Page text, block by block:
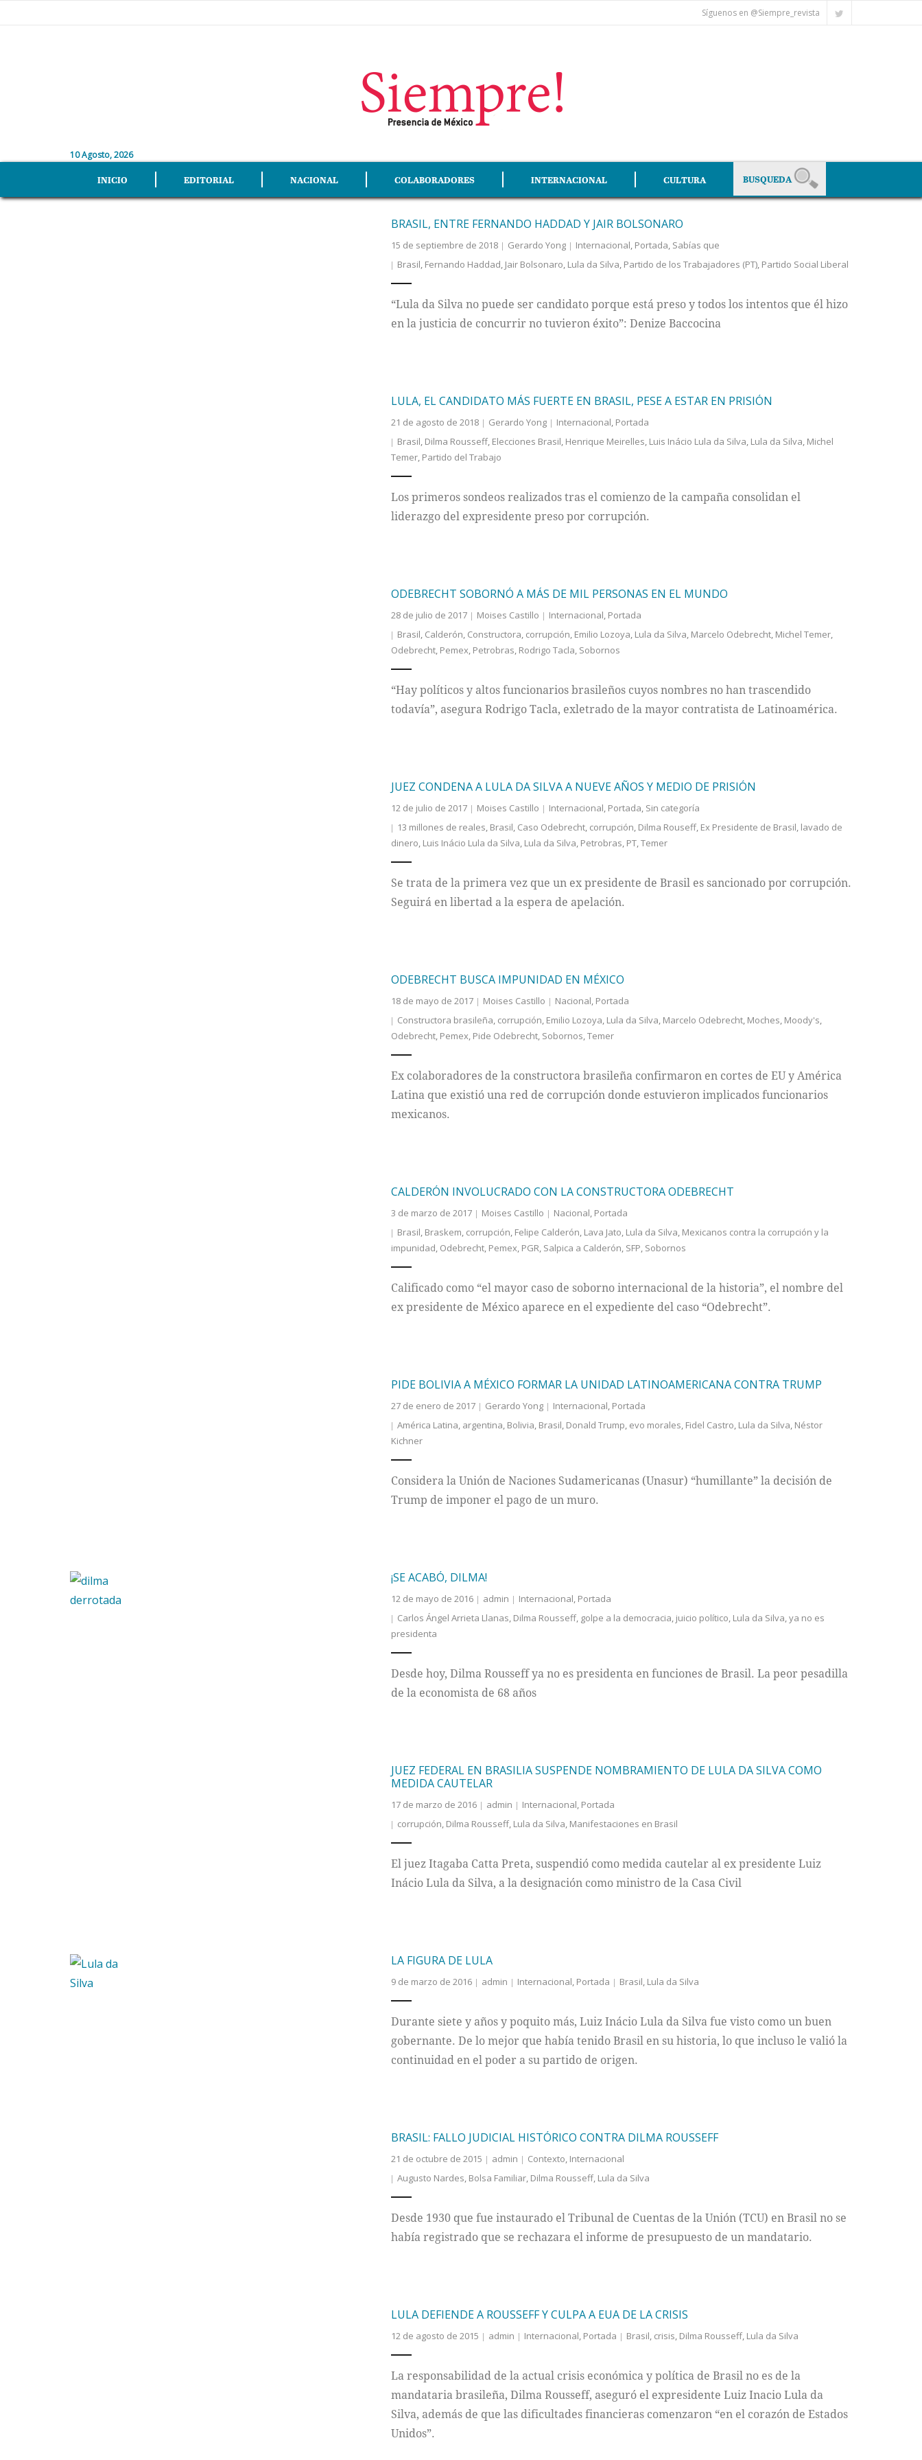
Síguenos en @Siempre_revista
10 Agosto, 2026
INICIO EDITORIAL NACIONAL COLABORADORES INTERNACIONAL CULTURA
BRASIL, ENTRE FERNANDO HADDAD Y JAIR BOLSONARO
15 de septiembre de 2018 Gerardo Yong Internacional, Portada, Sabías que
Brasil, Fernando Haddad, Jair Bolsonaro, Lula da Silva, Partido de los Trabajadores (PT), Partido Social Liberal
“Lula da Silva no puede ser candidato porque está preso y todos los intentos que él hizo
en la justicia de concurrir no tuvieron éxito”: Denize Baccocina
LULA, EL CANDIDATO MÁS FUERTE EN BRASIL, PESE A ESTAR EN PRISIÓN
21 de agosto de 2018 Gerardo Yong Internacional, Portada
Brasil, Dilma Rousseff, Elecciones Brasil, Henrique Meirelles, Luis Inácio Lula da Silva, Lula da Silva, Michel
Temer, Partido del Trabajo
Los primeros sondeos realizados tras el comienzo de la campaña consolidan el
liderazgo del expresidente preso por corrupción.
ODEBRECHT SOBORNÓ A MÁS DE MIL PERSONAS EN EL MUNDO
28 de julio de 2017 Moises Castillo Internacional, Portada
Brasil, Calderón, Constructora, corrupción, Emilio Lozoya, Lula da Silva, Marcelo Odebrecht, Michel Temer,
Odebrecht, Pemex, Petrobras, Rodrigo Tacla, Sobornos
“Hay políticos y altos funcionarios brasileños cuyos nombres no han trascendido
todavía”, asegura Rodrigo Tacla, exletrado de la mayor contratista de Latinoamérica.
JUEZ CONDENA A LULA DA SILVA A NUEVE AÑOS Y MEDIO DE PRISIÓN
12 de julio de 2017 Moises Castillo Internacional, Portada, Sin categoría
13 millones de reales, Brasil, Caso Odebrecht, corrupción, Dilma Rouseff, Ex Presidente de Brasil, lavado de
dinero, Luis Inácio Lula da Silva, Lula da Silva, Petrobras, PT,Temer
Se trata de la primera vez que un ex presidente de Brasil es sancionado por corrupción.
Seguirá en libertad a la espera de apelación.
ODEBRECHT BUSCA IMPUNIDAD EN MÉXICO
18 de mayo de 2017 Moises Castillo Nacional, Portada
Constructora brasileña, corrupción, Emilio Lozoya, Lula da Silva, Marcelo Odebrecht, Moches, Moody's,
Odebrecht, Pemex, Pide Odebrecht, Sobornos,Temer
Ex colaboradores de la constructora brasileña confirmaron en cortes de EU y América
Latina que existió una red de corrupción donde estuvieron implicados funcionarios
mexicanos.
CALDERÓN INVOLUCRADO CON LA CONSTRUCTORA ODEBRECHT
3 de marzo de 2017 Moises Castillo Nacional, Portada
Brasil, Braskem, corrupción, Felipe Calderón, Lava Jato, Lula da Silva, Mexicanos contra la corrupción y la
impunidad, Odebrecht, Pemex, PGR, Salpica a Calderón, SFP, Sobornos
Calificado como “el mayor caso de soborno internacional de la historia”, el nombre del
ex presidente de México aparece en el expediente del caso “Odebrecht”.
PIDE BOLIVIA A MÉXICO FORMAR LA UNIDAD LATINOAMERICANA CONTRA TRUMP
27 de enero de 2017 Gerardo Yong Internacional, Portada
América Latina, argentina, Bolivia, Brasil, Donald Trump, evo morales, Fidel Castro, Lula da Silva, Néstor
Kichner
Considera la Unión de Naciones Sudamericanas (Unasur) “humillante” la decisión de
Trump de imponer el pago de un muro.
¡SE ACABÓ, DILMA!
12 de mayo de 2016 admin Internacional, Portada
Carlos Ángel Arrieta Llanas, Dilma Rousseff, golpe a la democracia, juicio político, Lula da Silva,ya no es
presidenta
Desde hoy, Dilma Rousseff ya no es presidenta en funciones de Brasil. La peor pesadilla
de la economista de 68 años
JUEZ FEDERAL EN BRASILIA SUSPENDE NOMBRAMIENTO DE LULA DA SILVA COMO
MEDIDA CAUTELAR
17 de marzo de 2016 admin Internacional, Portada
corrupción, Dilma Rousseff, Lula da Silva, Manifestaciones en Brasil
El juez Itagaba Catta Preta, suspendió como medida cautelar al ex presidente Luiz
Inácio Lula da Silva, a la designación como ministro de la Casa Civil
LA FIGURA DE LULA
9 de marzo de 2016 admin Internacional, Portada Brasil, Lula da Silva
Durante siete y años y poquito más, Luiz Inácio Lula da Silva fue visto como un buen
gobernante. De lo mejor que había tenido Brasil en su historia, lo que incluso le valió la
continuidad en el poder a su partido de origen.
BRASIL: FALLO JUDICIAL HISTÓRICO CONTRA DILMA ROUSSEFF
21 de octubre de 2015 admin Contexto, Internacional
Augusto Nardes, Bolsa Familiar, Dilma Rousseff, Lula da Silva
Desde 1930 que fue instaurado el Tribunal de Cuentas de la Unión (TCU) en Brasil no se
había registrado que se rechazara el informe de presupuesto de un mandatario.
LULA DEFIENDE A ROUSSEFF Y CULPA A EUA DE LA CRISIS
12 de agosto de 2015 admin Internacional, Portada Brasil, crisis, Dilma Rousseff, Lula da Silva
La responsabilidad de la actual crisis económica y política de Brasil no es de la
mandataria brasileña, Dilma Rousseff, aseguró el expresidente Luiz Inacio Lula da
Silva, además de que las dificultades financieras comenzaron “en el corazón de Estados
Unidos”.